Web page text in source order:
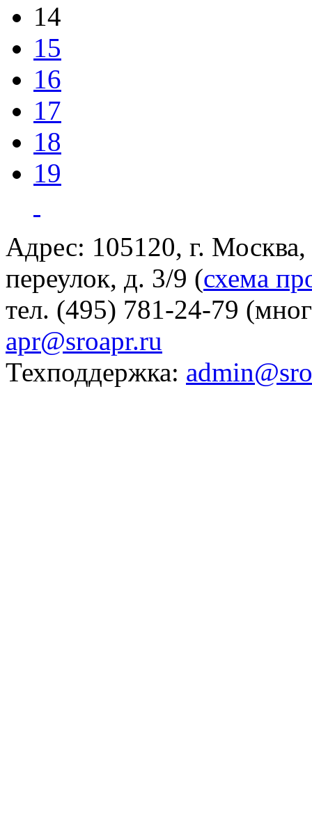
14
15
16
17
18
19
Адрес: 105120, г.
переулок, д. 3/9 (схема
тел. (495) 781-24-79
apr@sroapr.ru
Техподдержка: